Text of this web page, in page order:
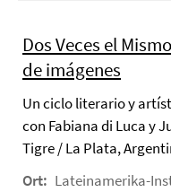
Dos Veces el
de imágenes
Un ciclo literario y
con Fabiana di Luca y
Tigre / La Plata,
Ort: Lateinamerika-